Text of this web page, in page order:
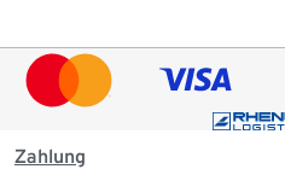
Zahlung